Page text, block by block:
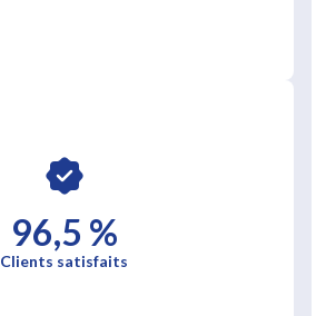
96,5 %
Clients satisfaits